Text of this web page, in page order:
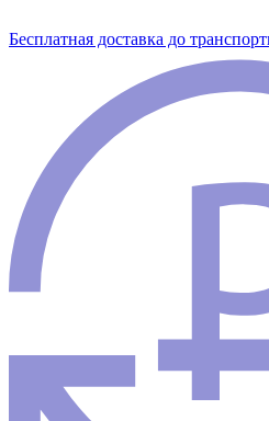
Бесплатная доставка до